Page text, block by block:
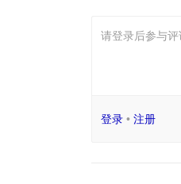
请登录后参与评
登录• 注册